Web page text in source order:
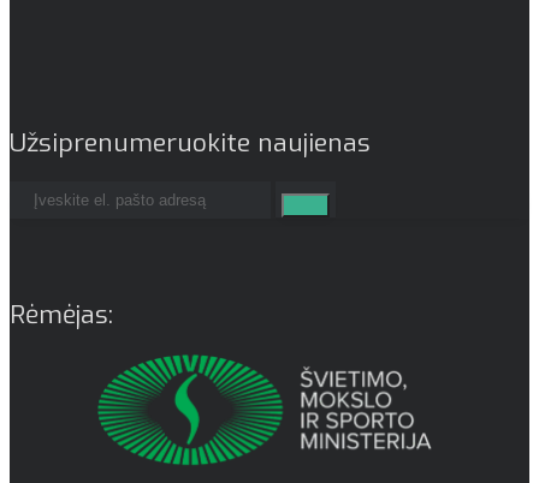
Užsiprenumeruokite naujienas
Rėmėjas: